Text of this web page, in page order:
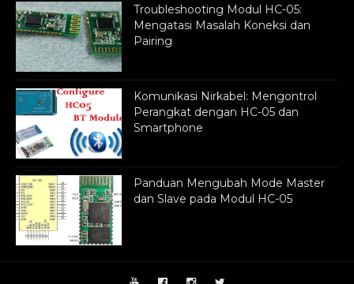
Troubleshooting Modul HC-05:
Mengatasi Masalah Koneksi dan
Pairing
Komunikasi Nirkabel: Mengontrol
Perangkat dengan HC-05 dan
Smartphone
Panduan Mengubah Mode Master
dan Slave pada Modul HC-05